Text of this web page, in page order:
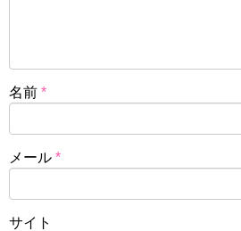
名前 *
メール *
サイト